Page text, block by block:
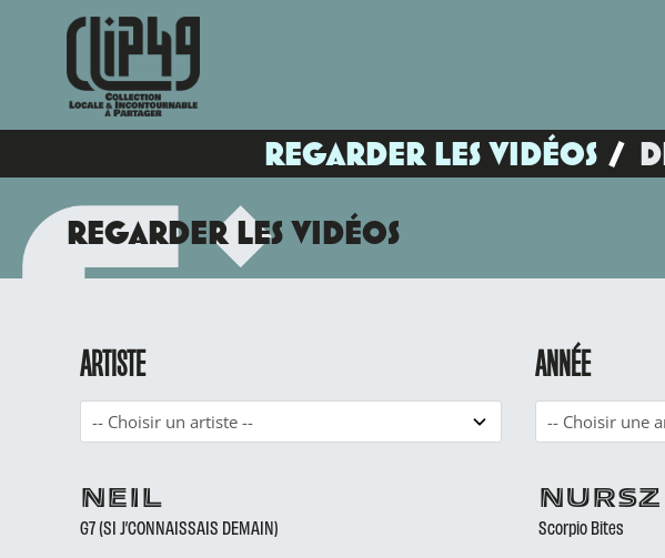
REGARDER LES VIDÉOS
REGARDER LES VIDÉOS
ARTISTE ANNÉE
NEIL
G7 (SI J’CONNAISSAIS DEMAIN)
NURSZ
Scorpio Bites